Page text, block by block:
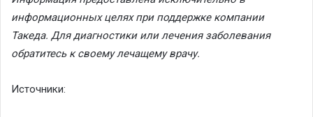
информационных целях при поддержке компании
Такеда. Для диагностики или лечения заболевания
обратитесь к своему лечащему врачу.
Источники: